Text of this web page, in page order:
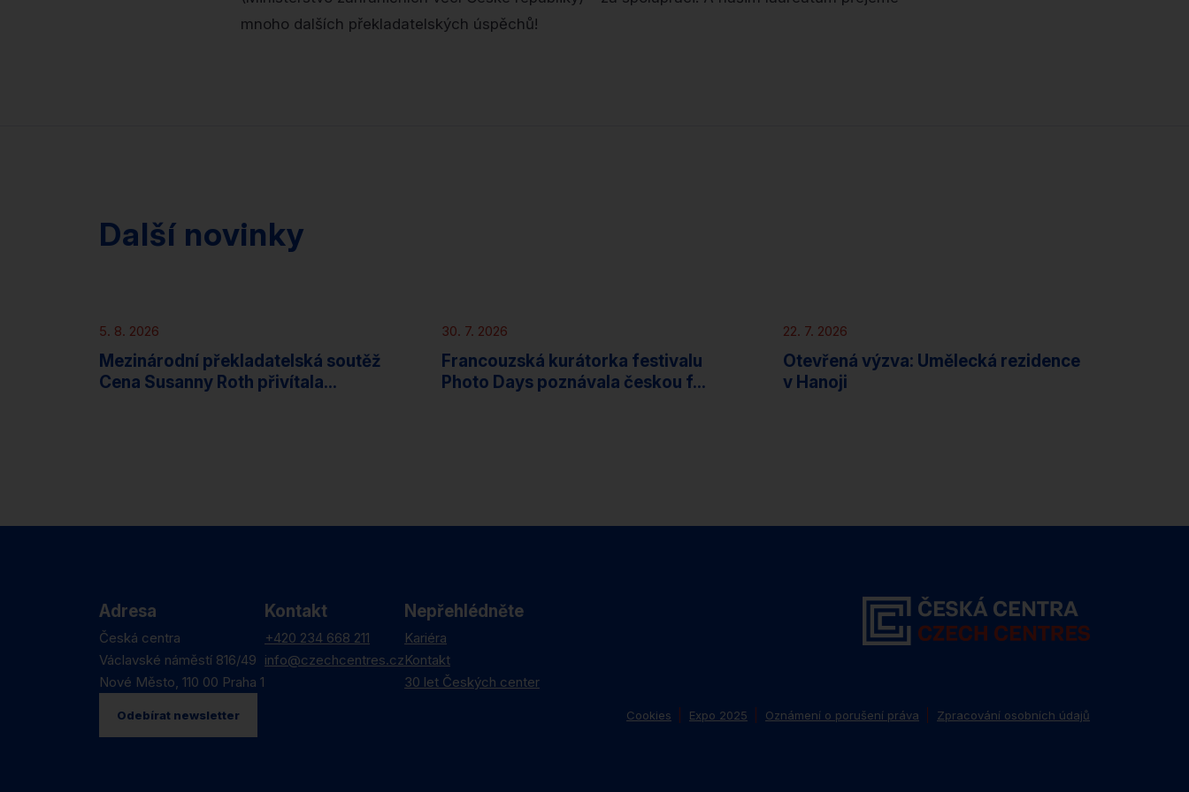
mnoho dalších překladatelských úspěchů!
Další novinky
5. 8. 2026
Mezinárodní překladatelská soutěž
Cena Susanny Roth přivítala...
30. 7. 2026
Francouzská kurátorka festivalu
Photo Days poznávala českou f...
22. 7. 2026
Otevřená výzva: Umělecká rezidence
v Hanoji
Adresa
Česká centra
Václavské náměstí 816/49
Nové Město, 110 00 Praha 1
Kontakt
+420 234 668 211
info@czechcentres.cz
Nepřehlédněte
Kariéra
Kontakt
30 let Českých center
Odebírat newsletter Cookies Expo 2025 Oznámení o porušení práva Zpracování osobních údajů